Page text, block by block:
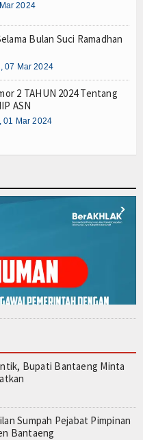
2024
Bulan Suci Ramadhan
07 Mar 2024
2 TAHUN 2024 Tentang
ASN
01 Mar 2024
Bupati Bantaeng Minta
Sumpah Pejabat Pimpinan
Bantaeng